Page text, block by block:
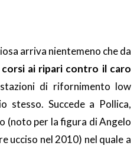
arriva nientemeno che da
corsi ai ripari contro il caro
di rifornimento low
stesso. Succede a Pollica,
(noto per la figura di Angelo
ucciso nel 2010) nel quale a